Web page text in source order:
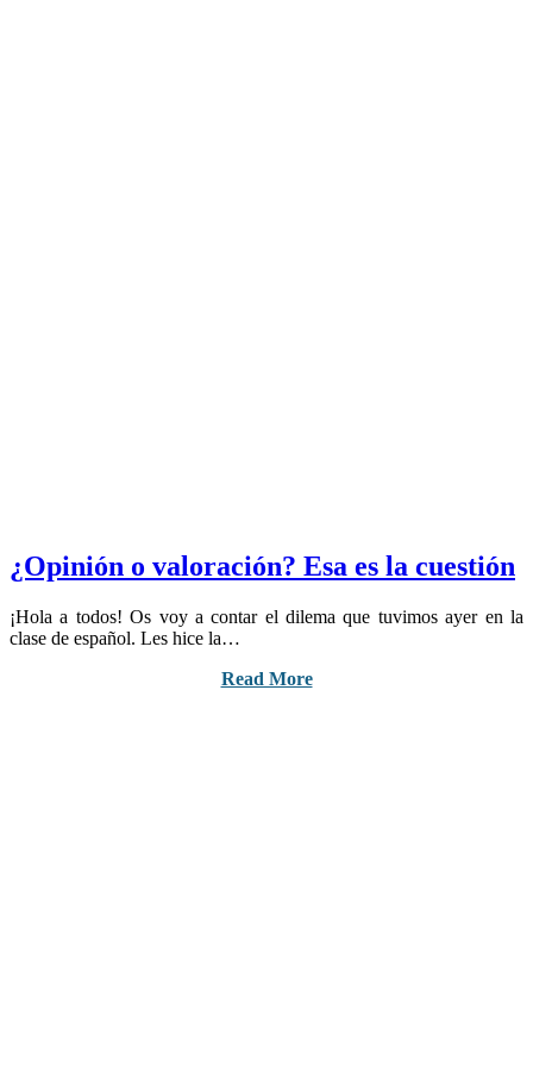
¿Opinión o valoración? Esa es la cuestión
¡Hola a todos! Os voy a contar el dilema que tuvimos ayer en la
clase de español. Les hice la…
Read More